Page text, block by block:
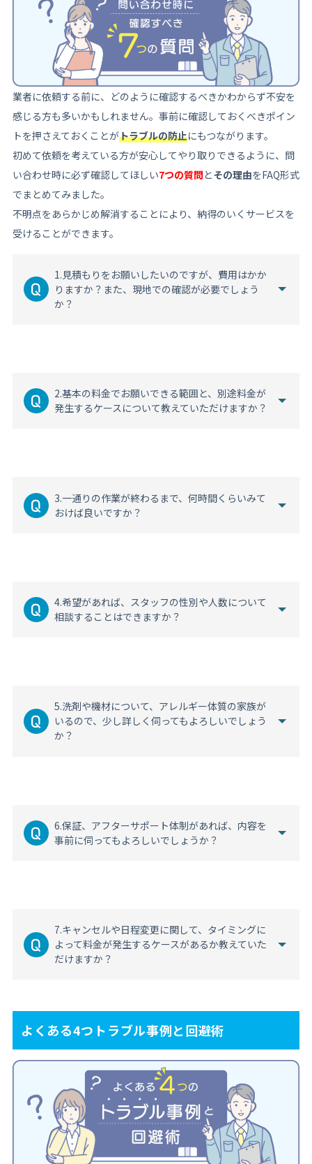
業者に依頼する前に、どのように確認するべきかわからず不安を
感じる方も多いかもしれません。事前に確認しておくべきポイン
トを押さえておくことがトラブルの防止にもつながります。
初めて依頼を考えている方が安心してやり取りできるように、問
い合わせ時に必ず確認してほしい7つの質問 とその理由をFAQ形式
でまとめてみました。
不明点をあらかじめ解消することにより、納得のいくサービスを
受けることができます。
1.見積もりをお願いしたいのですが、費用はかか
りますか？また、現地での確認が必要でしょう
か？
2.基本の料金でお願いできる範囲と、別途料金が
発生するケースについて教えていただけますか？
3.一通りの作業が終わるまで、何時間くらいみて
おけば良いですか？
4.希望があれば、スタッフの性別や人数について
相談することはできますか？
5.洗剤や機材について、アレルギー体質の家族が
いるので、少し詳しく伺ってもよろしいでしょう
か？
6.保証、アフターサポート体制があれば、内容を
事前に伺ってもよろしいでしょうか？
7.キャンセルや日程変更に関して、タイミングに
よって料金が発生するケースがあるか教えていた
だけますか？
よくある4つトラブル事例と回避術